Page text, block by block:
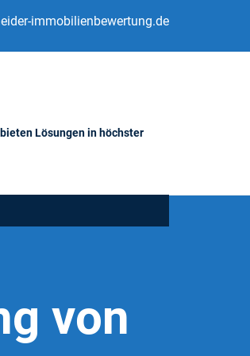
immobilienbewertung.de
Lösungen in höchster
von